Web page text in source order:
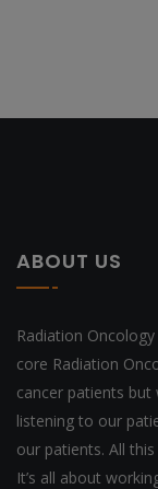
ABOUT US
Radiation
core Radiation
cancer patients but
listening to our
our patients. All
It’s all about